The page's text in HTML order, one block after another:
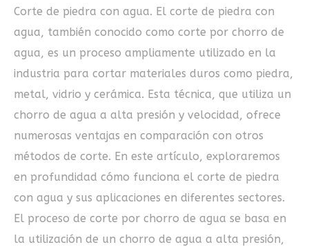
Corte de piedra con agua. El corte de piedra con
agua, también conocido como corte por chorro de
agua, es un proceso ampliamente utilizado en la
industria para cortar materiales duros como piedra,
metal, vidrio y cerámica. Esta técnica, que utiliza un
chorro de agua a alta presión y velocidad, ofrece
numerosas ventajas en comparación con otros
métodos de corte. En este artículo, exploraremos
en profundidad cómo funciona el corte de piedra
con agua y sus aplicaciones en diferentes sectores.
El proceso de corte por chorro de agua se basa en
la utilización de un chorro de agua a alta presión,